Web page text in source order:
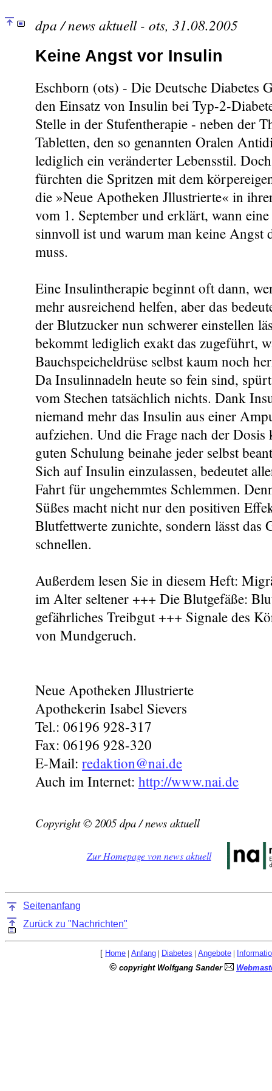
dpa / news aktuell - ots, 31.08.2005
Keine Angst vor Insulin
Eschborn (ots) - Die Deutsche Diabetes
den Einsatz von Insulin bei Typ-2-
Stelle in der Stufentherapie - neben der
Tabletten, den so genannten Oralen
lediglich ein veränderter Lebensstil.
fürchten die Spritzen mit dem
die »Neue Apotheken Jllustrierte« in
vom 1. September und erklärt, wann
sinnvoll ist und warum man keine Angst
muss.
Eine Insulintherapie beginnt oft dann,
mehr ausreichend helfen, aber das
der Blutzucker nun schwerer einstellen
bekommt lediglich exakt das zugeführt,
Bauchspeicheldrüse selbst kaum noch
Da Insulinnadeln heute so fein sind,
vom Stechen tatsächlich nichts. Dank
niemand mehr das Insulin aus einer
aufziehen. Und die Frage nach der Dosis
guten Schulung beinahe jeder selbst
Sich auf Insulin einzulassen, bedeutet
Fahrt für ungehemmtes Schlemmen.
Süßes macht nicht nur den positiven
Blutfettwerte zunichte, sondern lässt das
schnellen.
Außerdem lesen Sie in diesem Heft:
im Alter seltener +++ Die Blutgefäße:
gefährliches Treibgut +++ Signale des
von Mundgeruch.
Neue Apotheken Jllustrierte
Apothekerin Isabel Sievers
Tel.: 06196 928-317
Fax: 06196 928-320
E-Mail: redaktion@nai.de
Auch im Internet: http://www.nai.de
Copyright © 2005 dpa / news aktuell
Zur Homepage von news aktuell
Seitenanfang
Zurück zu "Nachrichten"
[ Home | Anfang | Diabetes | Angebote |
© copyright Wolfgang Sander